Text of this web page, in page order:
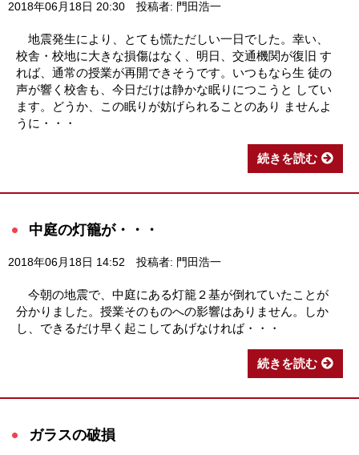
2018年06月18日 20:30 投稿者: 門田浩一
地震発生により、とても慌ただしい一日でした。幸い、
校舎・校地に大きな損傷はなく、明日、交通機関が復旧 す
れば、通常の授業が再開できそうです。いつもなら生 徒の
声が響く校舎も、今日だけは静かな眠りにつこうと してい
ます。どうか、この眠りが妨げられることのあり ませんよ
うに・・・
続きを読む
中庭の灯籠が・・・
2018年06月18日 14:52 投稿者: 門田浩一
今朝の地震で、中庭にある灯籠２基が倒れていたことが
分かりました。授業そのものへの影響はありません。しか
し、できるだけ早く起こしてあげなければ・・・
続きを読む
ガラスの破損